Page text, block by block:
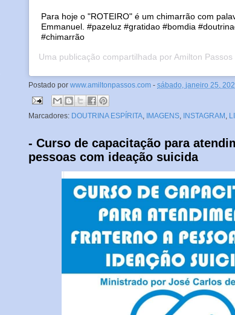
Para hoje o "ROTEIRO" é um chimarrão com
Emmanuel. #pazeluz #gratidao #bomdia
#chimarrão
Uma publicação compartilhada por Amilton Passos
Postado por www.amiltonpassos.com - sábado, janeiro 25,
Marcadores: DOUTRINA ESPÍRITA IMAGENS INSTAGRAM
- Curso de capacitação para
pessoas com ideação suicida